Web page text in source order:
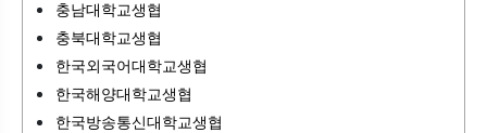
충남대학교생협
충북대학교생협
한국외국어대학교생협
한국해양대학교생협
한국방송통신대학교생협